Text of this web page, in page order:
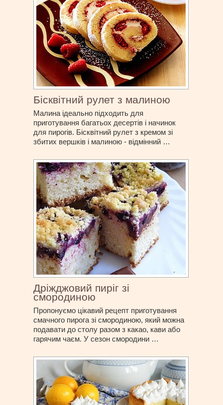
Бісквітний рулет з малиною
Малина ідеально підходить для
приготування багатьох десертів і начинок
для пирогів. Бісквітний рулет з кремом зі
збитих вершків і малиною - відмінний …
Дріжджовий пиріг зі
смородиною
Пропонуємо цікавий рецепт приготування
смачного пирога зі смородиною, який можна
подавати до столу разом з какао, кави або
гарячим чаєм. У сезон смородини …